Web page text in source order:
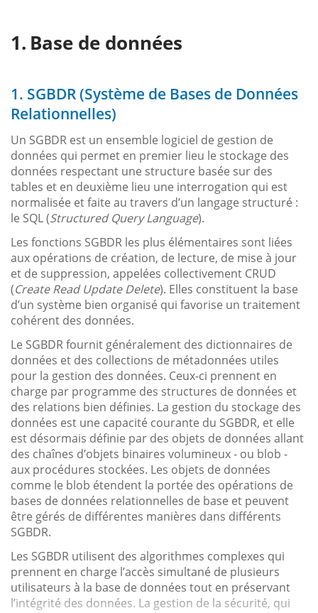
Base de données
1. SGBDR (Système de Bases de Données
Relationnelles)
Un SGBDR est un ensemble logiciel de gestion de
données qui permet en premier lieu le stockage des
données respectant une structure basée sur des
tables et en deuxième lieu une interrogation qui est
normalisée et faite au travers d’un langage structuré :
le SQL (Structured Query Language).
Les fonctions SGBDR les plus élémentaires sont liées
aux opérations de création, de lecture, de mise à jour
et de suppression, appelées collectivement CRUD
(Create Read Update Delete). Elles constituent la base
d’un système bien organisé qui favorise un traitement
cohérent des données.
Le SGBDR fournit généralement des dictionnaires de
données et des collections de métadonnées utiles
pour la gestion des données. Ceux-ci prennent en
charge par programme des structures de données et
des relations bien définies. La gestion du stockage des
données est une capacité courante du SGBDR, et elle
est désormais définie par des objets de données allant
des chaînes d’objets binaires volumineux - ou blob -
aux procédures stockées. Les objets de données
comme le blob étendent la portée des opérations de
bases de données relationnelles de base et peuvent
être gérés de différentes manières dans différents
SGBDR.
Les SGBDR utilisent des algorithmes complexes qui
prennent en charge l’accès simultané de plusieurs
utilisateurs à la base de données tout en préservant
l’intégrité des données. La gestion de la sécurité, qui